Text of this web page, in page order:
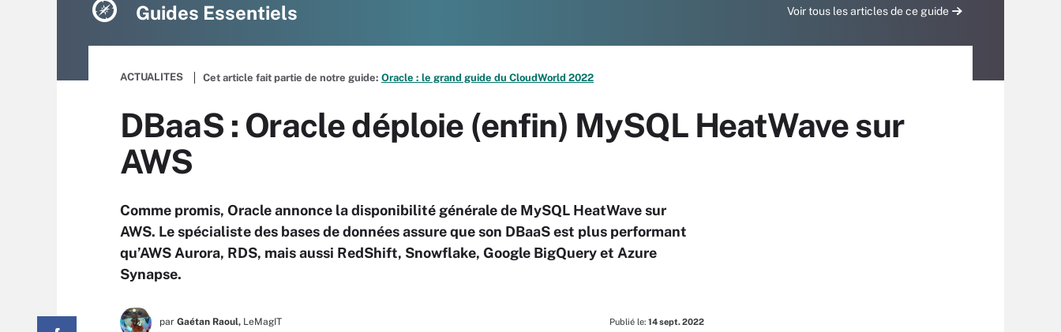
Guides Essentiels Voir tous les articles de ce guide
ACTUALITES Cet article fait partie de notre guide: Oracle : le grand guide du CloudWorld 2022
DBaaS : Oracle déploie (enfin) MySQL HeatWave sur
AWS
Comme promis, Oracle annonce la disponibilité générale de MySQL HeatWave sur
AWS. Le spécialiste des bases de données assure que son DBaaS est plus performant
qu’AWS Aurora, RDS, mais aussi RedShift, Snowflake, Google BigQuery et Azure
Synapse.
par Gaétan Raoul, LeMagIT Publié le: 14 sept. 2022